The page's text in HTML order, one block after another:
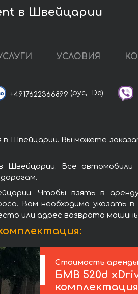
в Швейцарии
УСЛОВИЯ
+4917622366899 (рус, De)
Швейцарии. Вы можете
Швейцарии. Все
Чтобы взять в
Вам необходимо указать
или адрес возврата
Стоимость
БМВ 520d
комплектация